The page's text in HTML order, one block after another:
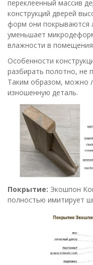
переклеенный массив
конструкций дверей
форм они
уменьшает
влажности в
Особенности
разбирать полотно, не
Таким образом, можно
изношенную деталь.
Покрытие: Экошпон
полностью имитирует